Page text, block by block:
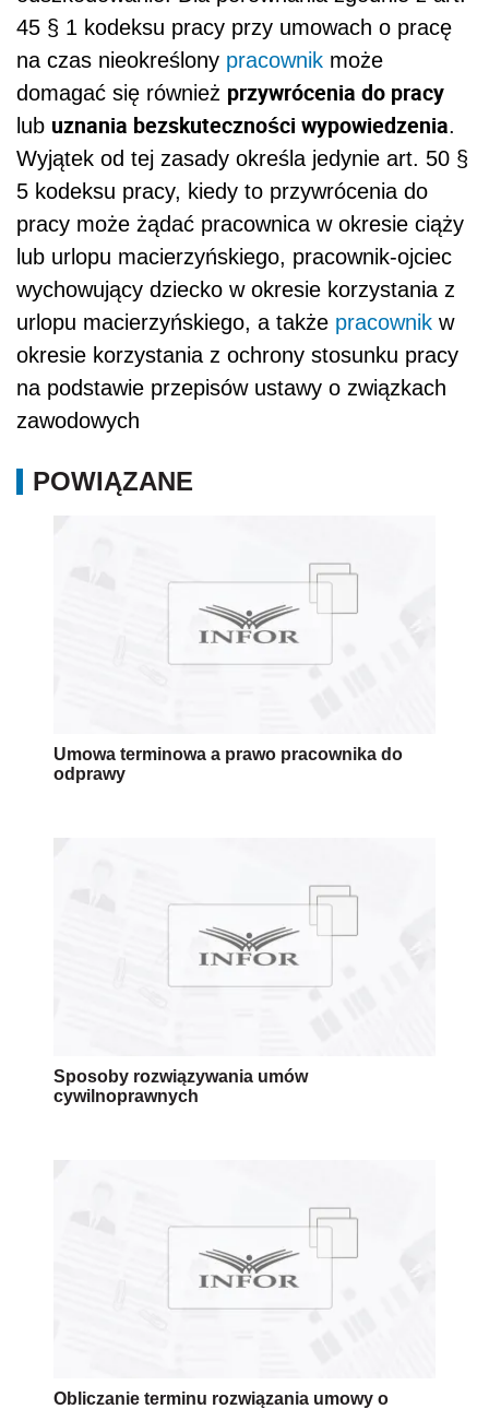
45 § 1 kodeksu pracy przy umowach o pracę
na czas nieokreślony pracownik może
domagać się również przywrócenia do pracy
lub uznania bezskuteczności wypowiedzenia.
Wyjątek od tej zasady określa jedynie art. 50 §
5 kodeksu pracy, kiedy to przywrócenia do
pracy może żądać pracownica w okresie ciąży
lub urlopu macierzyńskiego, pracownik-ojciec
wychowujący dziecko w okresie korzystania z
urlopu macierzyńskiego, a także pracownik w
okresie korzystania z ochrony stosunku pracy
na podstawie przepisów ustawy o związkach
zawodowych
POWIĄZANE
Umowa terminowa a prawo pracownika do
odprawy
Sposoby rozwiązywania umów
cywilnoprawnych
Obliczanie terminu rozwiązania umowy o